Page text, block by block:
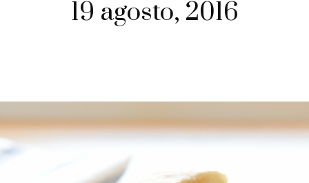
19 agosto, 2016